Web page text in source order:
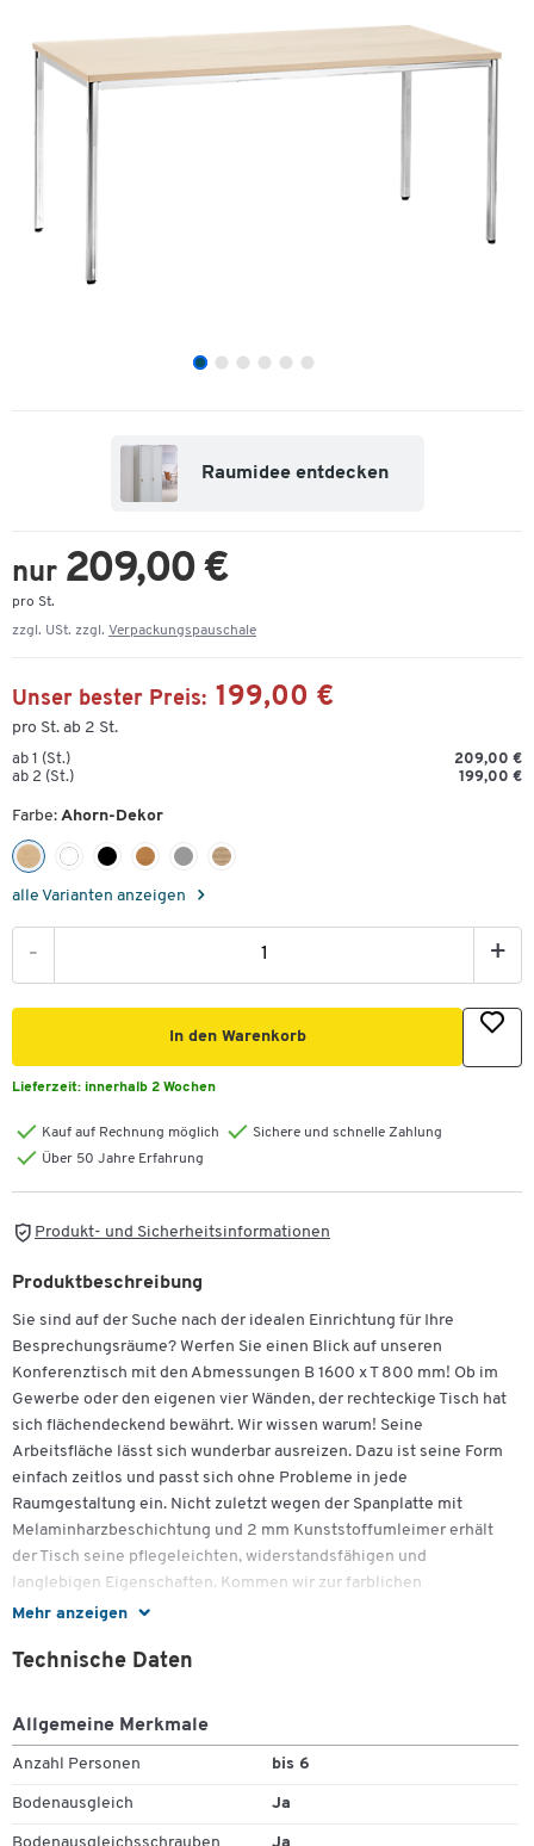
Raumidee entdecken
nur 209,00 €
pro St.
zzgl. USt. zzgl. Verpackungspauschale
Unser bester Preis: 199,00 €
pro St. ab 2 St.
ab 1 (St.)
209,00 €
ab 2 (St.)
199,00 €
Farbe: Ahorn-Dekor
alle Varianten anzeigen
- +
In den Warenkorb
Lieferzeit: innerhalb 2 Wochen
Kauf auf Rechnung möglich
Sichere und schnelle Zahlung
Über 50 Jahre Erfahrung
Produkt- und Sicherheitsinformationen
Mehr anzeigen
Produktbeschreibung
Sie sind auf der Suche nach der idealen Einrichtung für Ihre
Besprechungsräume? Werfen Sie einen Blick auf unseren
Konferenztisch mit den Abmessungen B 1600 x T 800 mm! Ob im
Gewerbe oder den eigenen vier Wänden, der rechteckige Tisch hat
sich flächendeckend bewährt. Wir wissen warum! Seine
Arbeitsfläche lässt sich wunderbar ausreizen. Dazu ist seine Form
einfach zeitlos und passt sich ohne Probleme in jede
Raumgestaltung ein. Nicht zuletzt wegen der Spanplatte mit
Melaminharzbeschichtung und 2 mm Kunststoffumleimer erhält
der Tisch seine pflegeleichten, widerstandsfähigen und
langlebigen Eigenschaften. Kommen wir zur farblichen
Untermalung, stellt sich die Frage nach Ihrem persönlichen Stil.
und Gelassenheit aus, sodass eine positive Stimmung kreiert wird.
Akzent. Das 4-Fuß Quadratrohr-Gestell aus verchromtem Stahlrohr
mit Gleitern sowie Nivellierungsschrauben ist besonders robust
sowie im Handumdrehen wackelfrei justiert. An diesem
Konferenztisch sitzen bis zu 6 Gesprächsteilnehmer zusammen.
Tischplatte:
Technische Daten
Allgemeine Merkmale
Anzahl Personen bis 6
Bodenausgleich Ja